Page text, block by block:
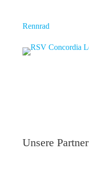
Rennrad
Unsere Partner